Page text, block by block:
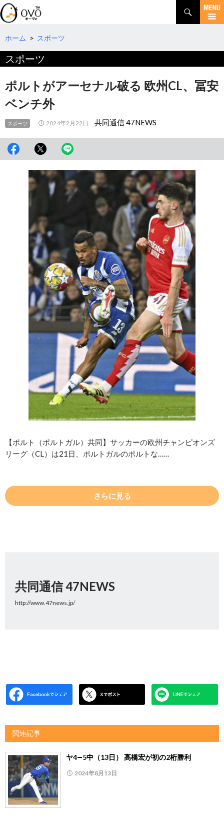
検
索
コ
テ
へ
動
ホーム > スポーツ
スポーツ
ポルトがアーセナル破る 欧州CL、冨安
ベンチ外
スポーツ 2024年2月22日 共同通信 47NEWS
【ポルト（ポルトガル）共同】サッカーの欧州チャンピオンズ
リーグ（CL）は21日、ポルトガルのポルトな……
さらに見る
共同通信 47NEWS
http://www.47news.jp/
関連記事
ヤ4―5中（13日） 高橋宏が初の2桁勝利
2024年8月13日